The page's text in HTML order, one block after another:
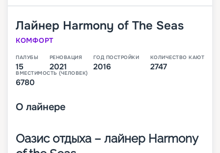
Лайнер Harmony of The Seas
КОМФОРТ
ПАЛУБЫ
15
РЕНОВАЦИЯ
2021
ГОД ПОСТРОЙКИ
2016
КОЛИЧЕСТВО КАЮТ
2747
ВМЕСТИМОСТЬ (ЧЕЛОВЕК)
6780
О лайнере
Оазис отдыха – лайнер Harmony